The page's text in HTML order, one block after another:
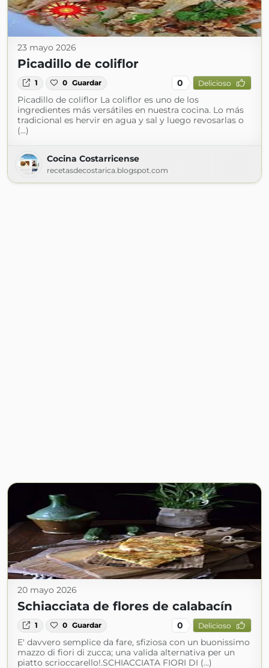
23 mayo 2026
Picadillo de coliflor
1 0 Guardar 0 Delicioso
Picadillo de coliflor La coliflor es uno de los
ingredientes más versátiles en nuestra cocina. Lo más
tradicional es hervir en agua y sal y luego revosarlas o
(...)
Cocina Costarricense
recetasdecostarica.blogspot.com
20 mayo 2026
Schiacciata de flores de calabacín
1 0 Guardar 0 Delicioso
E' davvero semplice da fare, sfiziosa con un buonissimo
mazzo di fiori di zucca; una valida alternativa per un
piatto scrioccarello!.SCHIACCIATA FIORI DI (...)